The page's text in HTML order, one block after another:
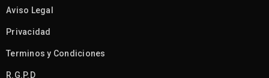
Aviso Legal
Privacidad
Terminos y Condiciones
R.G.P.D